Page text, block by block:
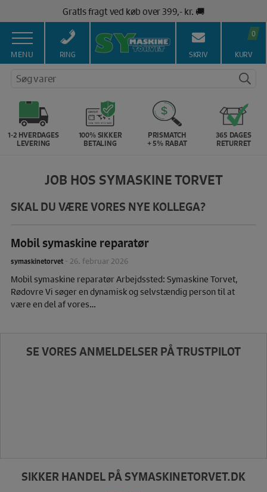
indholdet
Gratis fragt ved køb over 399,- kr. 🚚
Salg af symaskiner siden 1967 🥇
100% Dansk hjemmeside 👍
Brug for hjælp? Ring på 43 44 45 15 ☎️
Vi matcher alle danske priser 💰
MENU RING SKRIV
0
KURV
Søg varer
1-2 HVERDAGES
LEVERING
100% SIKKER
BETALING
PRISMATCH
+ 5% RABAT
365 DAGES
RETURRET
JOB HOS SYMASKINE TORVET
SKAL DU VÆRE VORES NYE KOLLEGA?
Mobil symaskine reparatør
symaskinetorvet- 26. februar 2026
Mobil symaskine reparatør Arbejdssted: Symaskine Torvet,
Rødovre Vi søger en dynamisk og selvstændig person til at
være en del af vores…
SE VORES ANMELDELSER PÅ TRUSTPILOT
SIKKER HANDEL PÅ SYMASKINETORVET.DK